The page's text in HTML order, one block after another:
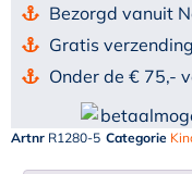
Bezorgd vanuit
Gratis
Onder de € 75,-
Artnr R1280-5 Categorie